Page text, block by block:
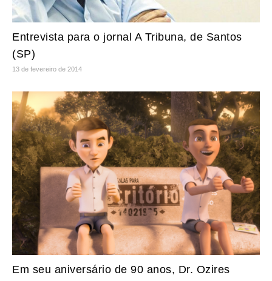
Entrevista para o jornal A Tribuna, de Santos
(SP)
13 de fevereiro de 2014
Em seu aniversário de 90 anos, Dr. Ozires